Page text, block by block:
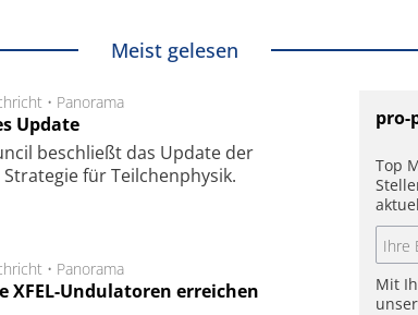
Meist gelesen
• Panorama
Update
beschließt das Update der
für Teilchenphysik.
• Panorama
XFEL-Undulatoren erreichen
pro-
Top
Mit